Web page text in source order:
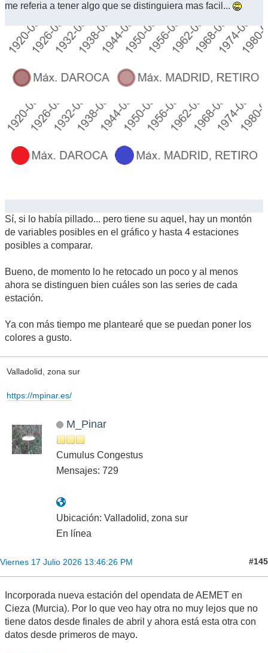
me referia a tener algo que se distinguiera mas facil...
Sí, si lo había pillado... pero tiene su aquel, hay un montón
de variables posibles en el gráfico y hasta 4 estaciones
posibles a comparar.
Bueno, de momento lo he retocado un poco y al menos
ahora se distinguen bien cuáles son las series de cada
estación.
Ya con más tiempo me plantearé que se puedan poner los
colores a gusto.
Valladolid, zona sur
https://mpinar.es/
M_Pinar
Cumulus Congestus
Mensajes: 729
Ubicación: Valladolid, zona sur
En línea
Viernes 17 Julio 2026 13:46:26 PM #145
Incorporada nueva estación del opendata de AEMET en
Cieza (Murcia). Por lo que veo hay otra no muy lejos que no
tiene datos desde finales de abril y ahora está esta otra con
datos desde primeros de mayo.